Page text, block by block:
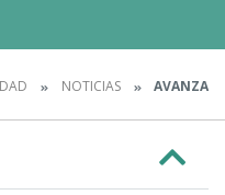
NOTICIAS AVANZA